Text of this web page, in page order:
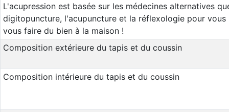
L'acupression est basée sur les médecines alternatives
digitopuncture, l'acupuncture et la réflexologie pour vous
vous faire du bien à la maison !
Composition extérieure du tapis et du coussin
Composition intérieure du tapis et du coussin